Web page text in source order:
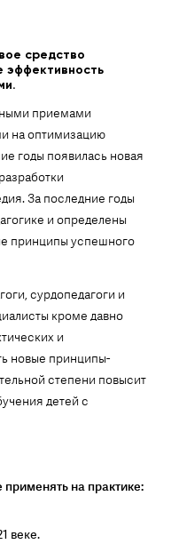
средство
приемами
на оптимизацию
годы появилась новая
За последние годы
и определены
принципы успешного
сурдопедагоги и
кроме давно
и
новые принципы-
степени повысит
детей с
на практике:
веке.